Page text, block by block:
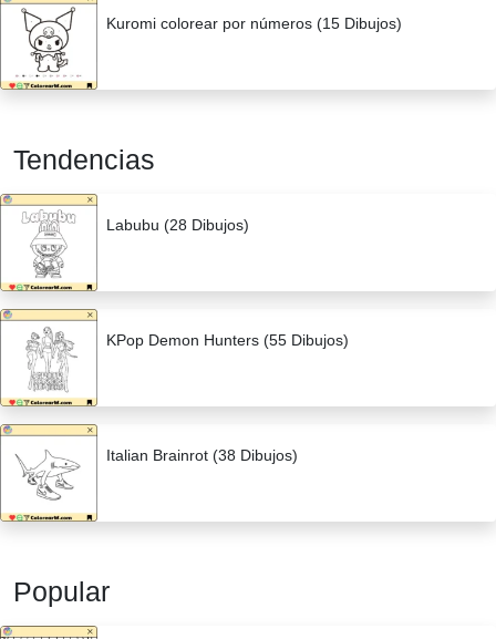
Kuromi colorear por números (15 Dibujos)
Tendencias
Labubu (28 Dibujos)
KPop Demon Hunters (55 Dibujos)
Italian Brainrot (38 Dibujos)
Popular